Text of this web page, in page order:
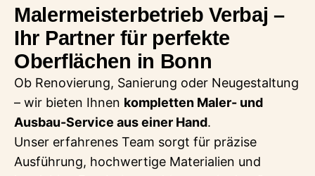
Malermeisterbetrieb Verbaj –
Ihr Partner für perfekte
Oberflächen in Bonn
Ob Renovierung, Sanierung oder Neugestaltung
– wir bieten Ihnen kompletten Maler- und
Ausbau-Service aus einer Hand.
Unser erfahrenes Team sorgt für präzise
Ausführung, hochwertige Materialien und